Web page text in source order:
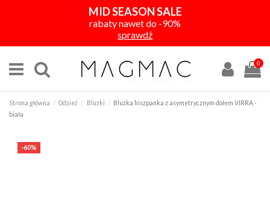
MID SEASON SALE
rabaty nawet do -90%
sprawdź
0
Strona główna Odzież Bluzki
Bluzka hiszpanka z asymetrycznym dołem VIRRA -
biała
-60%